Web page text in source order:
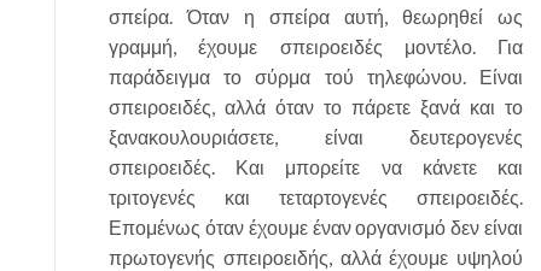
σπείρα. Όταν η σπείρα αυτή, θεωρηθεί ως
γραμμή, έχουμε σπειροειδές μοντέλο. Για
παράδειγμα το σύρμα τού τηλεφώνου. Είναι
σπειροειδές, αλλά όταν το πάρετε ξανά και το
ξανακουλουριάσετε, είναι δευτερογενές
σπειροειδές. Και μπορείτε να κάνετε και
τριτογενές και τεταρτογενές σπειροειδές.
Επομένως όταν έχουμε έναν οργανισμό δεν είναι
πρωτογενής σπειροειδής, αλλά έχουμε υψηλού